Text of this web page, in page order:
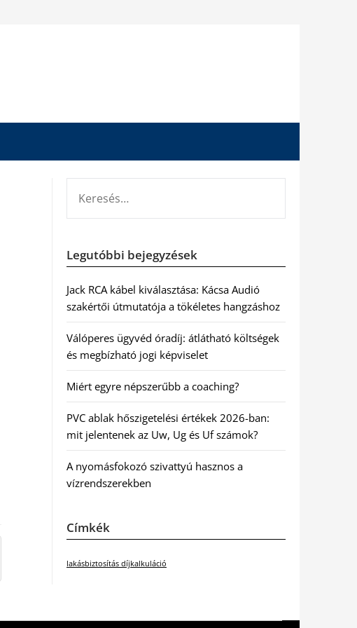
Legutóbbi bejegyzések
Jack RCA kábel kiválasztása: Kácsa Audió
szakértői útmutatója a tökéletes hangzáshoz
Válóperes ügyvéd óradíj: átlátható költségek
és megbízható jogi képviselet
Miért egyre népszerűbb a coaching?
PVC ablak hőszigetelési értékek 2026-ban:
mit jelentenek az Uw, Ug és Uf számok?
A nyomásfokozó szivattyú hasznos a
vízrendszerekben
Címkék
lakásbiztosítás díjkalkuláció